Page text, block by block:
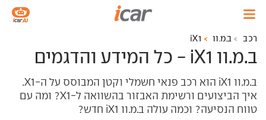
רכב ב.מ.וו iX1
ב.מ.וו iX1 - כל המידע והדגמים
ב.מ.וו iX1 הוא רכב פנאי חשמלי וקטן המבוסס על ה-X1.
איך הביצועים ורשימת האבזור בהשוואה ל-X1? ומה עם
טווח הנסיעה? וכמה עולה ב.מ.וו iX1 חדש?